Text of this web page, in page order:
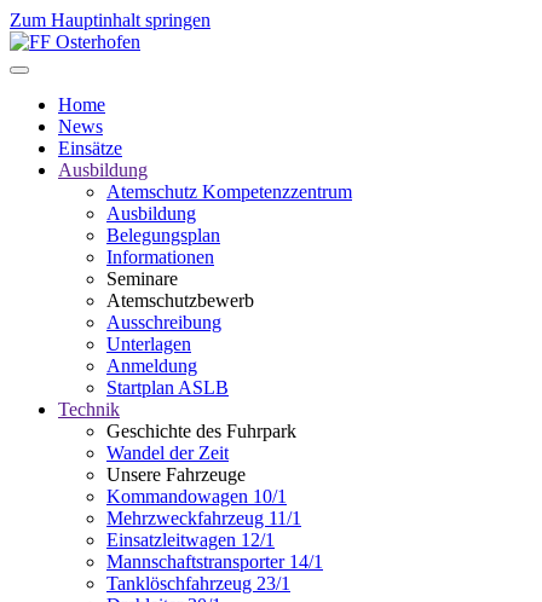
Zum Hauptinhalt springen
Home
News
Einsätze
Ausbildung
Atemschutz Kompetenzzentrum
Ausbildung
Belegungsplan
Informationen
Seminare
Atemschutzbewerb
Ausschreibung
Unterlagen
Anmeldung
Startplan ASLB
Technik
Geschichte des Fuhrpark
Wandel der Zeit
Unsere Fahrzeuge
Kommandowagen 10/1
Mehrzweckfahrzeug 11/1
Einsatzleitwagen 12/1
Mannschaftstransporter 14/1
Tanklöschfahrzeug 23/1